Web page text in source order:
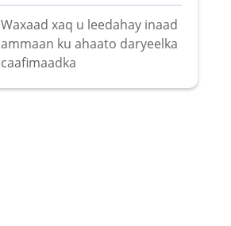
Waxaad xaq u leedahay inaad
ammaan ku ahaato daryeelka
caafimaadka